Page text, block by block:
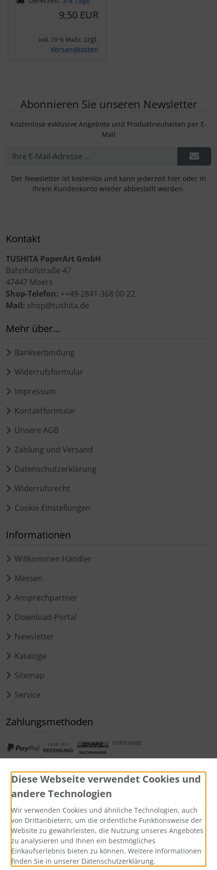
9,50 EUR
inkl. 19 % MwSt. zzgl.
Versandkosten
Abonnieren Sie unseren Newsletter
Kostenlose exklusive Angebote und Produktneuheiten per E-
Mail
Der Newsletter ist kostenlos und kann jederzeit hier oder in
Ihrem Kundenkonto wieder abbestellt werden.
Kontakt
TUSHITA PaperArt GmbH
Bahnhofstraße 47
47447 Moers
Shop-Telefon: ++49-2841-368 00-22
Mail: shop@tushita.de
Mehr über...
Bankverbindung
Widerrufsformular
Impressum
Kontaktformular
Unsere AGB
Zahlung und Versand
Datenschutzerklärung
Widerrufsrecht
Cookie Einstellungen
Informationen
Willkommen Händler
Messen
Ansprechpartner
Download-Portal
Newsletter
Kataloge
Sitemap
Service
Zahlungsmethoden
Diese Webseite verwendet Cookies und
andere Technologien
Wir verwenden Cookies und ähnliche Technologien, auch
von Drittanbietern, um die ordentliche Funktionsweise der
Website zu gewährleisten, die Nutzung unseres Angebotes
zu analysieren und Ihnen ein bestmögliches
Einkaufserlebnis bieten zu können. Weitere Informationen
finden Sie in unserer Datenschutzerklärung.